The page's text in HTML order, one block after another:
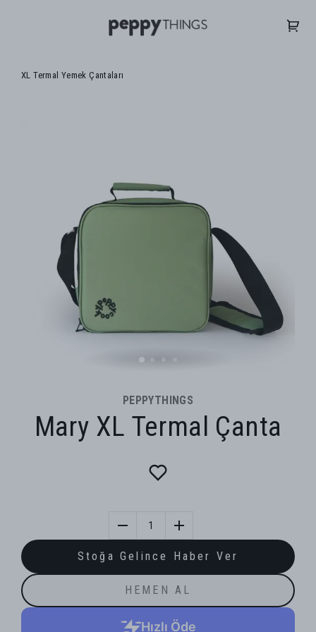
XL Termal Yemek Çantaları
PEPPYTHINGS
Mary XL Termal Çanta
1
Stoğa Gelince Haber Ver
HEMEN AL